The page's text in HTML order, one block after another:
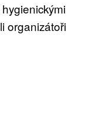
organizátoři